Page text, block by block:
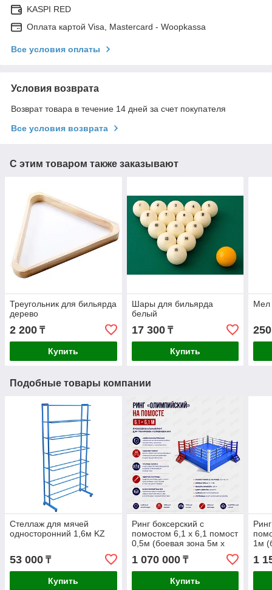
KASPI RED
Оплата картой Visa, Mastercard - Woopkassa
Все условия оплаты
Условия возврата
Возврат товара в течение 14 дней за счет покупателя
Все условия возврата
С этим товаром также заказывают
Треугольник для бильярда
дерево
2 200 ₸
Купить
Шары для бильярда
белый
17 300₸
Купить
Мел
250
Подобные товары компании
Стеллаж для мячей
односторонний 1,6м KZ
53 000 ₸
Купить
Ринг боксерский с
помостом 6,1 х 6,1 помост
0,5м (боевая зона 5м х
1 070 000₸
Купить
1м
1